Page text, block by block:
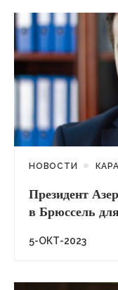
НОВОСТИ
Президент
в Брюссель
5-ОКТ-2023